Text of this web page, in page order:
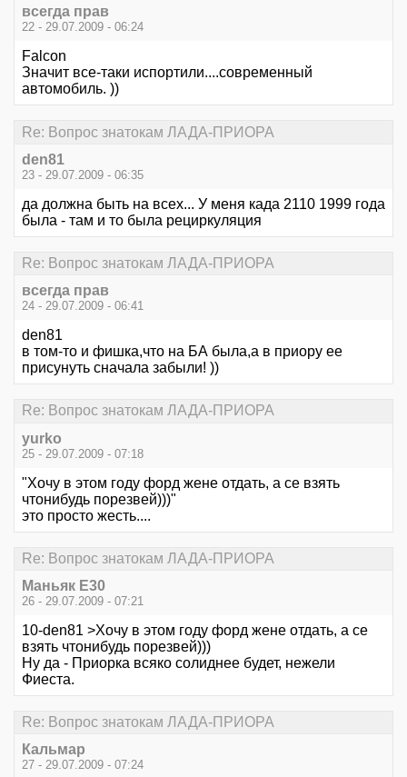
всегда прав
22 - 29.07.2009 - 06:24
Falcon
Значит все-таки испортили....современный
автомобиль. ))
Re: Вопрос знатокам ЛАДА-ПРИОРА
den81
23 - 29.07.2009 - 06:35
да должна быть на всех... У меня када 2110 1999 года
была - там и то была рециркуляция
Re: Вопрос знатокам ЛАДА-ПРИОРА
всегда прав
24 - 29.07.2009 - 06:41
den81
в том-то и фишка,что на БА была,а в приору ее
присунуть сначала забыли! ))
Re: Вопрос знатокам ЛАДА-ПРИОРА
yurko
25 - 29.07.2009 - 07:18
"Хочу в этом году форд жене отдать, а се взять
чтонибудь порезвей)))"
это просто жесть....
Re: Вопрос знатокам ЛАДА-ПРИОРА
Маньяк E30
26 - 29.07.2009 - 07:21
10-den81 >Хочу в этом году форд жене отдать, а се
взять чтонибудь порезвей)))
Ну да - Приорка всяко солиднее будет, нежели
Фиеста.
Re: Вопрос знатокам ЛАДА-ПРИОРА
Кальмар
27 - 29.07.2009 - 07:24